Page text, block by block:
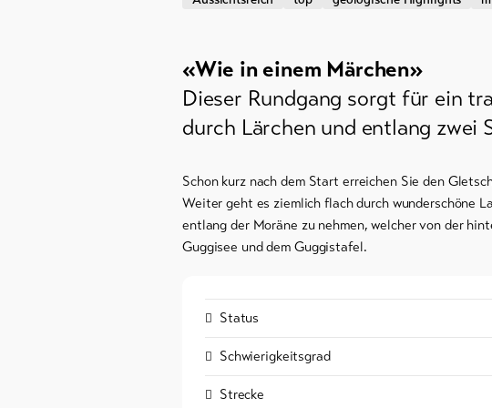
Langlauf
Ski und Snowboard
Schlitteln
«Wie in einem Märchen»
Dieser Rundgang sorgt für ein
durch Lärchen und entlang zwei
Schon kurz nach dem Start erreichen Sie den
Weiter geht es ziemlich flach durch wunderschöne
entlang der Moräne zu nehmen, welcher von der
Guggisee und dem Guggistafel.
Status
Schwierigkeitsgrad
Strecke